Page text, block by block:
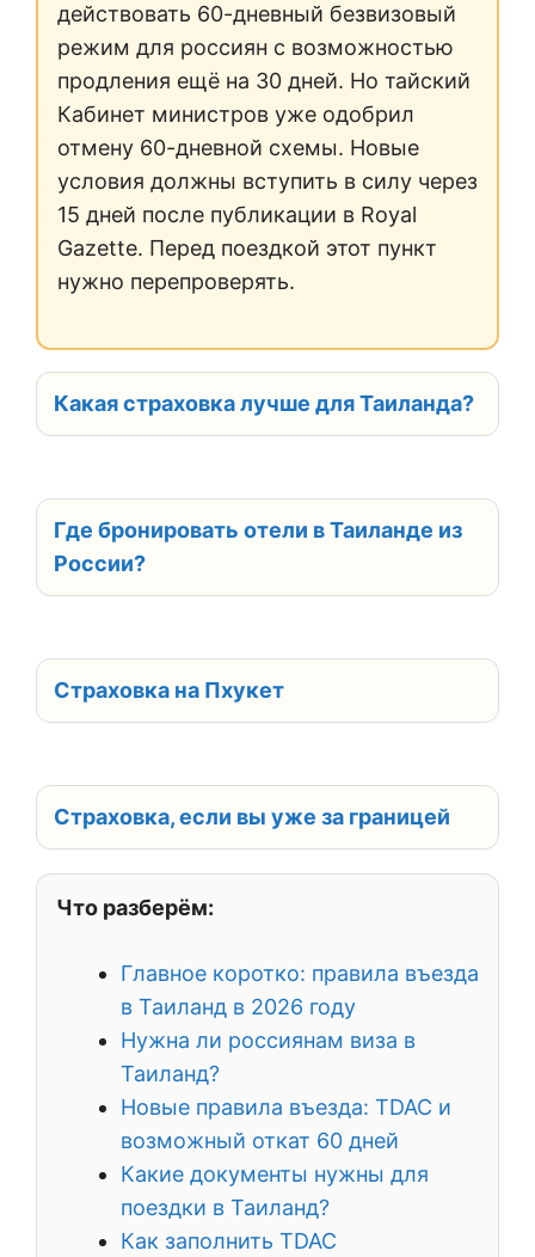
действовать 60-дневный безвизовый
режим для россиян с возможностью
продления ещё на 30 дней. Но тайский
Кабинет министров уже одобрил
отмену 60-дневной схемы. Новые
условия должны вступить в силу через
15 дней после публикации в Royal
Gazette. Перед поездкой этот пункт
нужно перепроверять.
Какая страховка лучше для Таиланда?
Где бронировать отели в Таиланде из
России?
Страховка на Пхукет
Страховка, если вы уже за границей
Что разберём:
Главное коротко: правила въезда
в Таиланд в 2026 году
Нужна ли россиянам виза в
Таиланд?
Новые правила въезда: TDAC и
возможный откат 60 дней
Какие документы нужны для
поездки в Таиланд?
Как заполнить TDAC